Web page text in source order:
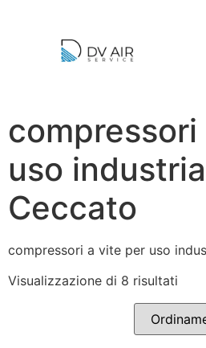
uso
Ceccato
compressori a vite per uso
Visualizzazione di 8 risultati